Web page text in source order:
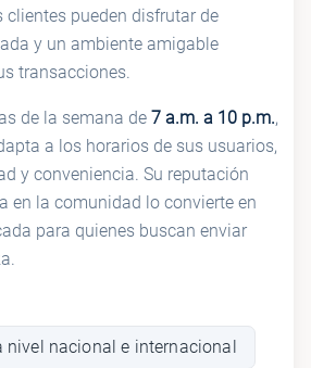
clientes pueden disfrutar de
y un ambiente amigable
transacciones.
de la semana de 7 a.m. a 10 p.m.,
a los horarios de sus usuarios,
y conveniencia. Su reputación
en la comunidad lo convierte en
para quienes buscan enviar
nivel nacional e internacional